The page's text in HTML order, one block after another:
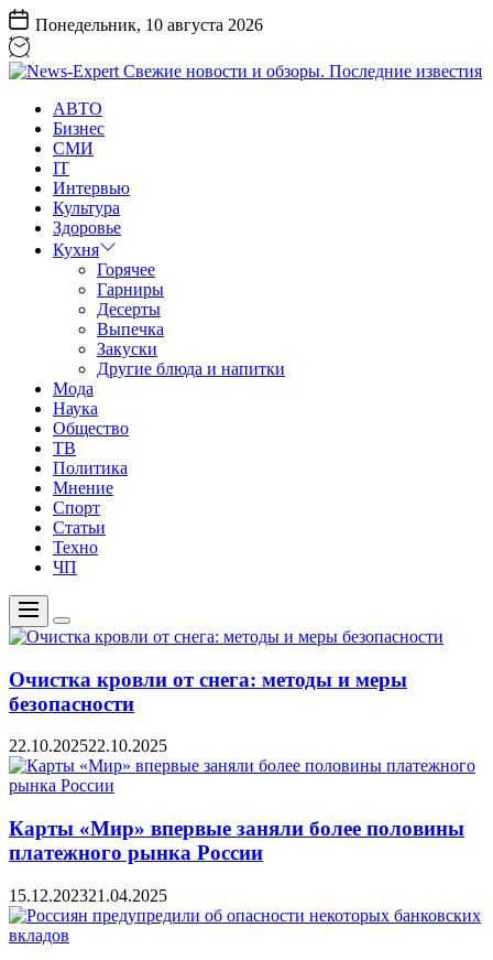
Перейти
к
содержанию
Понедельник, 10 августа 2026
Expert
Свежие
новости
обзоры.
Последние
известия
АВТО
Бизнес
СМИ
IT
Интервью
Культура
Здоровье
Кухня
Горячее
Гарниры
Десерты
Выпечка
Закуски
Другие блюда и напитки
Мода
Наука
Общество
ТВ
Политика
Мнение
Спорт
Статьи
Техно
ЧП
Меню
Цвет
переключателя
Очистка кровли от снега: методы и меры
безопасности
22.10.202522.10.2025
Карты «Мир» впервые заняли более половины
платежного рынка России
15.12.202321.04.2025